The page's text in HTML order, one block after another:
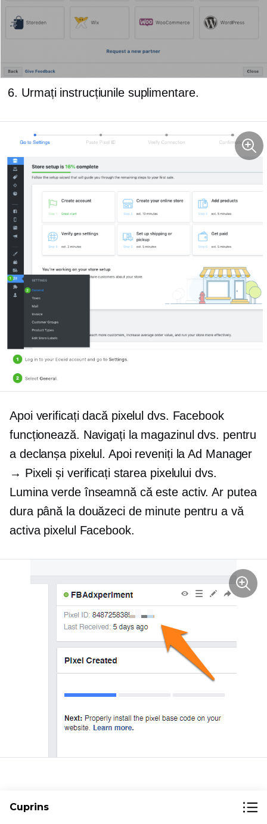
Urmați instrucțiunile suplimentare.
Apoi verificați dacă pixelul dvs. Facebook
funcționează. Navigați la magazinul dvs. pentru
a declanșa pixelul. Apoi reveniți la Ad Manager
→ Pixeli și verificați starea pixelului dvs.
Lumina verde înseamnă că este activ. Ar putea
dura până la douăzeci de minute pentru a vă
activa pixelul Facebook.
Ce urmeaza
Cuprins